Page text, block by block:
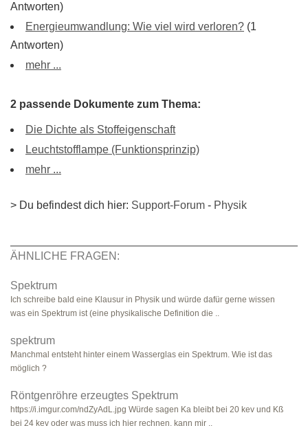
Antworten)
Energieumwandlung: Wie viel wird verloren? (1
Antworten)
mehr ...
2 passende Dokumente zum Thema:
Die Dichte als Stoffeigenschaft
Leuchtstofflampe (Funktionsprinzip)
mehr ...
> Du befindest dich hier: Support-Forum - Physik
ÄHNLICHE FRAGEN:
Spektrum
Ich schreibe bald eine Klausur in Physik und würde dafür gerne wissen
was ein Spektrum ist (eine physikalische Definition die ..
spektrum
Manchmal entsteht hinter einem Wasserglas ein Spektrum. Wie ist das
möglich ?
Röntgenröhre erzeugtes Spektrum
https://i.imgur.com/ndZyAdL.jpg Würde sagen Ka bleibt bei 20 kev und Kß
bei 24 kev oder was muss ich hier rechnen. kann mir ..